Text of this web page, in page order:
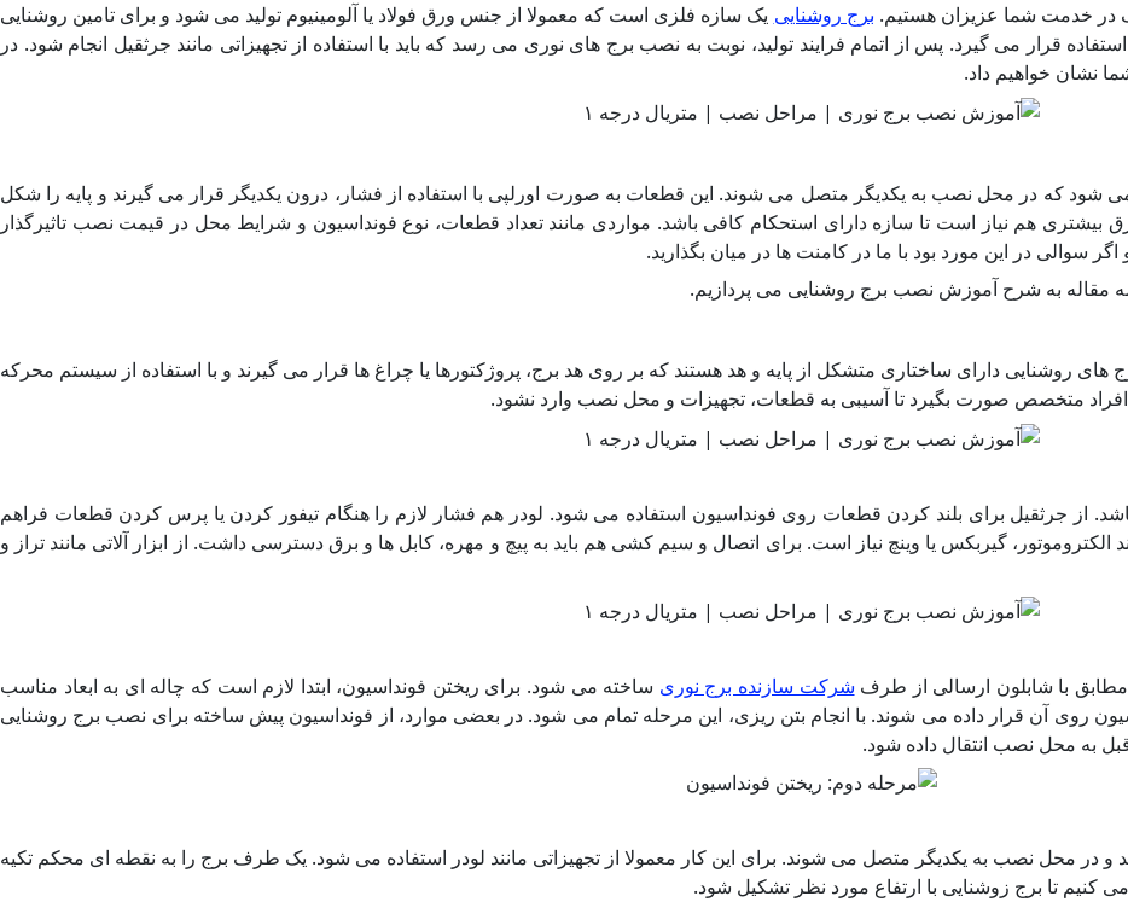
در خدمت شما عزیزان هستیم. برج روشنایی یک سازه فلزی است که معمولا از جنس ورق فولاد یا آلومینیوم تولید می شود و برای تامین روشنایی
قرار می گیرد. پس از اتمام فرایند تولید، نوبت به نصب برج های نوری می رسد که باید با استفاده از تجهیزاتی مانند جرثقیل انجام شود. در
نشان خواهیم داد.
در جابجایی به شکل قطعات ۶ متری تولید می شود که در محل نصب به یکدیگر متصل می شوند. این قطعات به صورت اورلپی با استفاده از فشار، درون یکدیگر قرار می گیرند و پایه را شکل
بیشتری هم نیاز است تا سازه دارای استحکام کافی باشد. مواردی مانند تعداد قطعات، نوع فونداسیون و شرایط محل در قیمت نصب تاثیرگذار
در این مورد بود با ما در کامنت ها در میان بگذارید.
مقاله به شرح آموزش نصب برج روشنایی می پردازیم.
های روشنایی دارای ساختاری متشکل از پایه و هد هستند که بر روی هد برج، پروژکتورها یا چراغ ها قرار می گیرند و با استفاده از سیستم محرکه
افراد متخصص صورت بگیرد تا آسیبی به قطعات، تجهیزات و محل نصب وارد نشود.
از جرثقیل برای بلند کردن قطعات روی فونداسیون استفاده می شود. لودر هم فشار لازم را هنگام تیفور کردن یا پرس کردن قطعات فراهم
گیربکس یا وینچ نیاز است. برای اتصال و سیم کشی هم باید به پیچ و مهره، کابل ها و برق دسترسی داشت. از ابزار آلاتی مانند تراز و
با شابلون ارسالی از طرف شرکت سازنده برج نوری ساخته می شود. برای ریختن فونداسیون، ابتدا لازم است که چاله ای به ابعاد مناسب
روی آن قرار داده می شوند. با انجام بتن ریزی، این مرحله تمام می شود. در بعضی موارد، از فونداسیون پیش ساخته برای نصب برج روشنایی
به محل نصب انتقال داده شود.
شد، به صورت ۶ متری تولید و در محل نصب به یکدیگر متصل می شوند. برای این کار معمولا از تجهیزاتی مانند لودر استفاده می شود. یک طرف برج را به نقطه ای محکم تکیه
کنیم تا برج زوشنایی با ارتفاع مورد نظر تشکیل شود.